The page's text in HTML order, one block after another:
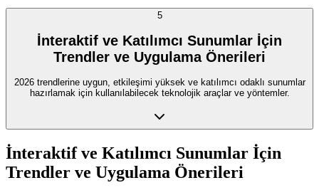
5
İnteraktif ve Katılımcı Sunumlar İçin
Trendler ve Uygulama Önerileri
2026 trendlerine uygun, etkileşimi yüksek ve katılımcı odaklı sunumlar
hazırlamak için kullanılabilecek teknolojik araçlar ve yöntemler.
İnteraktif ve Katılımcı Sunumlar İçin
Trendler ve Uygulama Önerileri